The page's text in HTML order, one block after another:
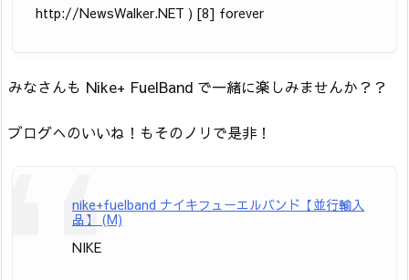
http://NewsWalker.NET ) [8] forever
みなさんも Nike+ FuelBand で一緒に楽しみませんか？？
ブログへのいいね！もそのノリで是非！
nike+fuelband ナイキフューエルバンド【並行輸入
品】 (M)
NIKE